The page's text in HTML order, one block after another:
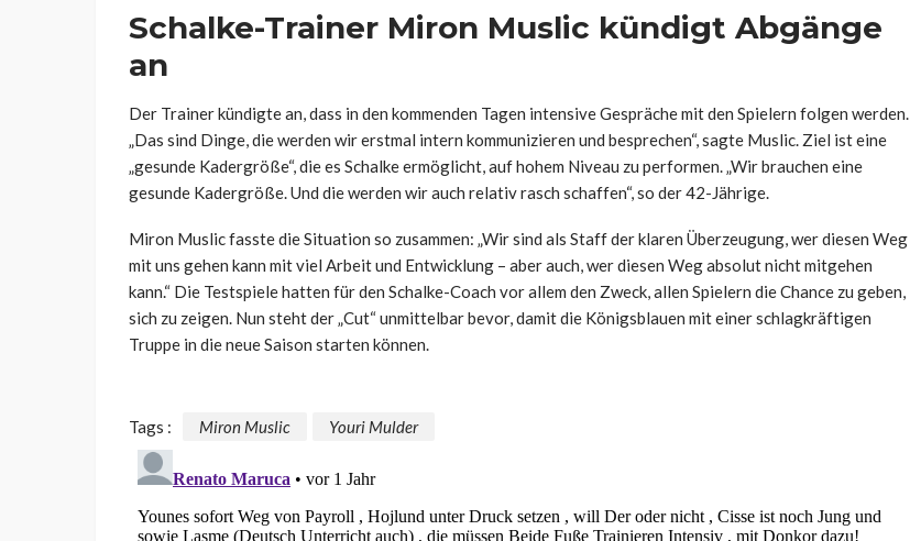
Schalke-Trainer Miron Muslic kündigt Abgänge
an
Der Trainer kündigte an, dass in den kommenden Tagen intensive Gespräche mit den Spielern folgen werden.
„Das sind Dinge, die werden wir erstmal intern kommunizieren und besprechen“, sagte Muslic. Ziel ist eine
„gesunde Kadergröße“, die es Schalke ermöglicht, auf hohem Niveau zu performen. „Wir brauchen eine
gesunde Kadergröße. Und die werden wir auch relativ rasch schaffen“, so der 42-Jährige.
Miron Muslic fasste die Situation so zusammen: „Wir sind als Staff der klaren Überzeugung, wer diesen Weg
mit uns gehen kann mit viel Arbeit und Entwicklung – aber auch, wer diesen Weg absolut nicht mitgehen
kann.“ Die Testspiele hatten für den Schalke-Coach vor allem den Zweck, allen Spielern die Chance zu geben,
sich zu zeigen. Nun steht der „Cut“ unmittelbar bevor, damit die Königsblauen mit einer schlagkräftigen
Truppe in die neue Saison starten können.
Tags : Miron Muslic Youri Mulder